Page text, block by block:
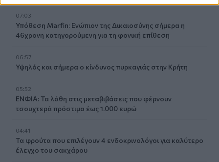
07:03
Υπόθεση Marfin: Ενώπιον της Δικαιοσύνης σήμερα η
46χρονη κατηγορούμενη για τη φονική επίθεση
06:57
Υψηλός και σήμερα ο κίνδυνος πυρκαγιάς στην Κρήτη
05:52
ΕΝΦΙΑ: Τα λάθη στις μεταβιβάσεις που φέρνουν
τσουχτερά πρόστιμα έως 1.000 ευρώ
04:41
Τα φρούτα που επιλέγουν 4 ενδοκρινολόγοι για καλύτερο
έλεγχο του σακχάρου